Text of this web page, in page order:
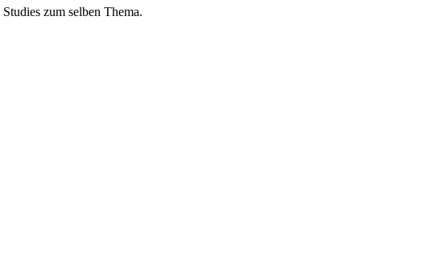
zum selben Thema.